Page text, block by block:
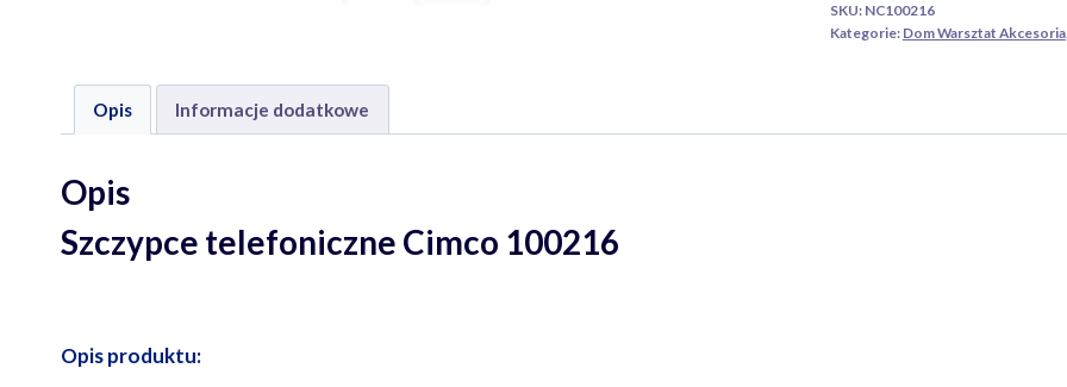
V
SKU: NC100216
Kategorie: Dom Warsztat Akcesoria,
Opis Informacje dodatkowe
Opis
Szczypce telefoniczne Cimco 100216
Opis produktu: